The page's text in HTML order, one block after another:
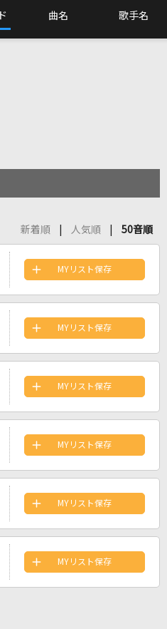
曲名 歌手名
新着順
人気順 50音順
MYリスト保存
MYリスト保存
MYリスト保存
MYリスト保存
MYリスト保存
MYリスト保存